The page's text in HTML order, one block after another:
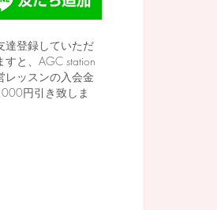
達登録していただ
すと、AGC station
レッスンの入会金
円引き致しま